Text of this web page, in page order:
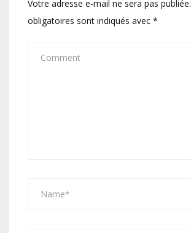
Votre adresse e-mail ne sera pas publiée.
obligatoires sont indiqués avec *